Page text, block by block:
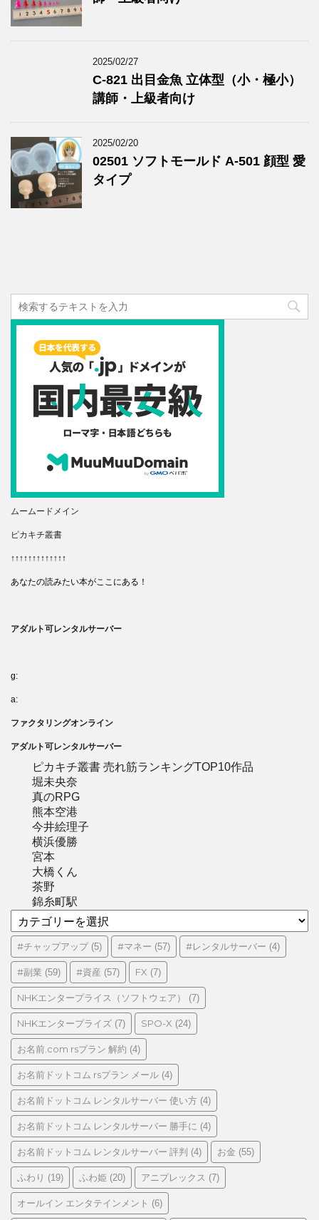
2025/02/27
C-821 出目金魚 立体型（小・極小）
講師・上級者向け
2025/02/20
02501 ソフトモールド A-501 顔型 愛
タイプ
ムームードメイン
ピカキチ叢書
↑↑↑↑↑↑↑↑↑↑↑↑↑
あなたの読みたい本がここにある！
アダルト可レンタルサーバー
g:
a:
ファクタリングオンライン
アダルト可レンタルサーバー
ピカキチ叢書 売れ筋ランキングTOP10作品
堀未央奈
真のRPG
熊本空港
今井絵理子
横浜優勝
宮本
大橋くん
茶野
錦糸町駅
テ
ゴ
リ
ー
#チャップアップ(5) #マネー (57) #レンタルサーバー (4)
#副業 (59) #資産 (57) FX (7)
NHKエンタープライス（ソフトウェア） (7)
NHKエンタープライズ (7) SPO-X (24)
お名前.com rsプラン 解約 (4)
お名前ドットコム rsプラン メール (4)
お名前ドットコム レンタルサーバー 使い方 (4)
お名前ドットコム レンタルサーバー 勝手に (4)
お名前ドットコム レンタルサーバー 評判 (4) お金 (55)
ふわり (19) ふわ姫 (20) アニプレックス (7)
オールイン エンタテインメント (6)